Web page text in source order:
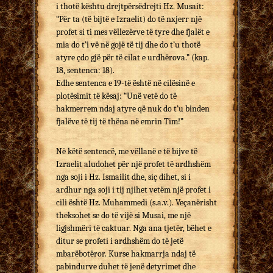
i thotë kështu drejtpërsëdrejti Hz. Musait:
“Për ta (të bijtë e Izraelit) do të nxjerr një
profet si ti mes vëllezërve të tyre dhe fjalët e
mia do t’i vë në gojë të tij dhe do t’u thotë
atyre çdo gjë për të cilat e urdhërova.” (kap.
18, sentenca: 18).
Edhe sentenca e 19-të është në cilësinë e
plotësimit të kësaj: “Unë vetë do të
hakmerrem ndaj atyre që nuk do t’u binden
fjalëve të tij të thëna në emrin Tim!”
Në këtë sentencë, me vëllanë e të bijve të
Izraelit aludohet për një profet të ardhshëm
nga soji i Hz. Ismailit dhe, siç dihet, si i
ardhur nga soji i tij njihet vetëm një profet i
cili është Hz. Muhammedi (s.a.v.). Veçanërisht
theksohet se do të vijë si Musai, me një
ligjshmëri të caktuar. Nga ana tjetër, bëhet e
ditur se profeti i ardhshëm do të jetë
mbarëbotëror. Kurse hakmarrja ndaj të
pabindurve duhet të jenë detyrimet dhe